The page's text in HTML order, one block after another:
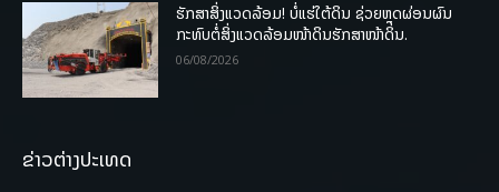
ຮັກສາສິ່ງແວດລ້ອມ! ບໍ່ແຮ່ໃຕ້ດິນ ຊ່ວຍຫຼຸດຜ່ອນຜົນ
ກະທົບຕໍ່ສິ່ງແວດລ້ອມໜ້າດິນຮັກສາໜ້າດິນ.
06/08/2026
ຂ່າວຕ່າງປະເທດ